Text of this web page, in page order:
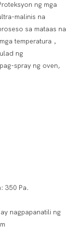
ng mga
malinis na
sa mataas na
mga temperatura，
ng
pag-spray ng oven,
350 Pa.
nagpapanatili ng